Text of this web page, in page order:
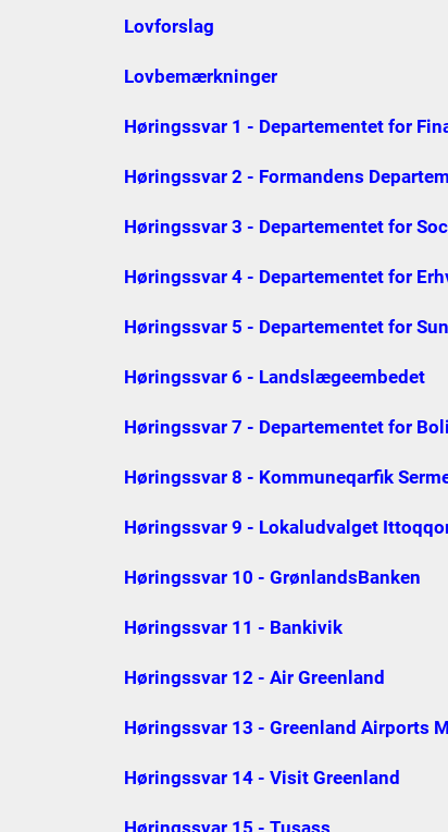
Lovforslag
Lovbemærkninger
Høringssvar 1 - Departementet for
Høringssvar 2 - Formandens
Høringssvar 3 - Departementet for
Høringssvar 4 - Departementet for
Høringssvar 5 - Departementet for
Høringssvar 6 - Landslægeembedet
Høringssvar 7 - Departementet for
Høringssvar 8 - Kommuneqarfik
Høringssvar 9 - Lokaludvalget
Høringssvar 10 - GrønlandsBanken
Høringssvar 11 - Bankivik
Høringssvar 12 - Air Greenland
Høringssvar 13 - Greenland Airports
Høringssvar 14 - Visit Greenland
Høringssvar 15 - Tusass